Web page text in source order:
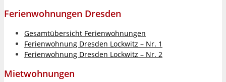
Ferienwohnungen Dresden
Gesamtübersicht Ferienwohnungen
Ferienwohnung Dresden Lockwitz – Nr. 1
Ferienwohnung Dresden Lockwitz – Nr. 2
Mietwohnungen